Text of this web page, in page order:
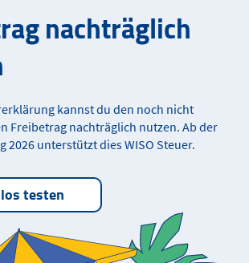
nachträglich
kannst du den noch nicht
Freibetrag nachträglich nutzen. Ab der
2026 unterstützt dies WISO Steuer.
testen